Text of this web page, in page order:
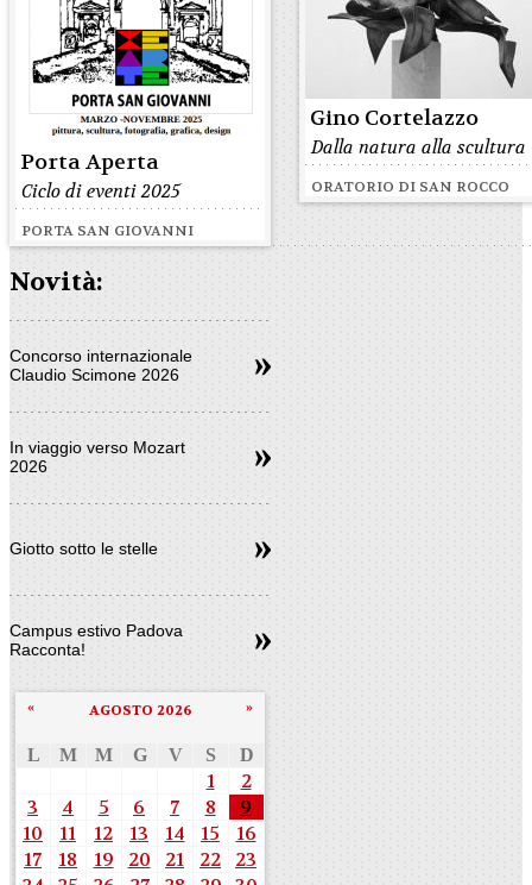
Gino Cortelazzo
Dalla natura alla scultura
ORATORIO DI SAN ROCCO
Porta Aperta
Ciclo di eventi 2025
PORTA SAN GIOVANNI
Novità:
Concorso internazionale
Claudio Scimone 2026
In viaggio verso Mozart
2026
Giotto sotto le stelle
Campus estivo Padova
Racconta!
AGOSTO 2026
« »
L M M G V S D
1
2
3
4 5 6 7 8
9
10
11 12 13 14 15
16
17
18 19 20 21 22
23